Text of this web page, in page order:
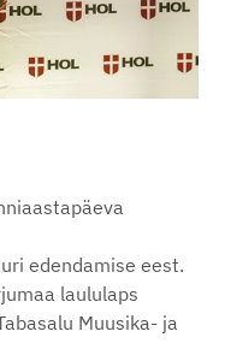
edendamise eest.
laululaps
Muusika- ja